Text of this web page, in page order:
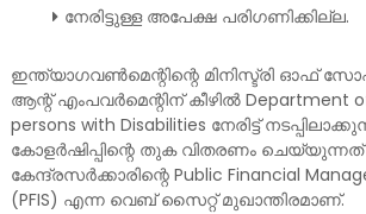
നേരിട്ടുള്ള അപേക്ഷ പരിഗണിക്കില്ല.
ഇന്ത്യാഗവൺമെന്റിന്റെ മിനിസ്ട്രി ഓഫ്
ആന്റ് എംപവർമെന്റിന് കീഴിൽ Department
persons with Disabilities നേരിട്ട്
കോളർഷിപ്പിന്റെ തുക വിതരണം ചെയ്യുന്നത്
കേന്ദ്രസർക്കാരിന്റെ Public Financial
(PFIS) എന്ന വെബ് സൈറ്റ് മുഖാന്തിരമാണ്.